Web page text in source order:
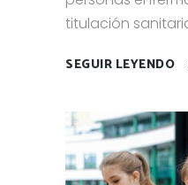
titulación
SEGUIR LEYENDO